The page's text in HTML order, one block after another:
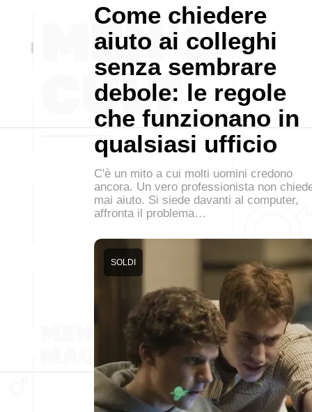
Come chiedere
aiuto ai colleghi
senza sembrare
debole: le regole
che funzionano in
qualsiasi ufficio
C'è un mito a cui molti uomini credono
ancora. Un vero professionista non
mai aiuto. Si siede davanti al computer,
affronta il problema…
SOLDI